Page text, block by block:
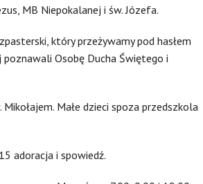
MB Niepokalanej i św. Józefa.
który przeżywamy pod hasłem
poznawali Osobę Ducha Świętego i
Małe dzieci spoza przedszkola
adoracja i spowiedź.